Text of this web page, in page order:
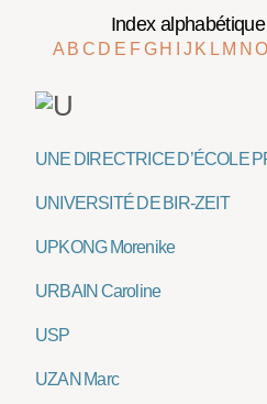
Index
A B C D E F G H J K L M NO
UNE DIRECTRICE D’ÉCOLE
UNIVERSITÉ DE BIR-ZEIT
UPKONG Morenike
URBAIN Caroline
USP
UZAN Marc